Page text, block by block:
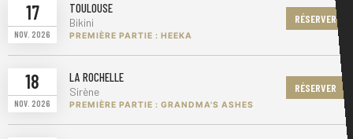
17
NOV. 2026
TOULOUSE
Bikini
PREMIÈRE PARTIE : HEEKA
RÉSERVER
18
NOV. 2026
LA ROCHELLE
Sirène
PREMIÈRE PARTIE : GRANDMA'S ASHES
RÉSERVER